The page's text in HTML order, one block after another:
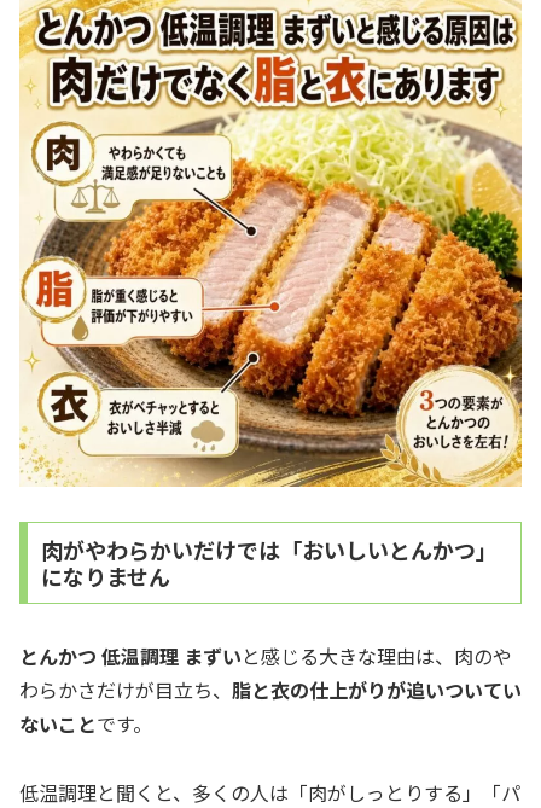
肉がやわらかいだけでは「おいしいとんかつ」
になりません
とんかつ 低温調理 まずいと感じる大きな理由は、肉のや
わらかさだけが目立ち、 脂と衣の仕上がりが追いついてい
ないことです。
低温調理と聞くと、多くの人は「肉がしっとりする」「パ